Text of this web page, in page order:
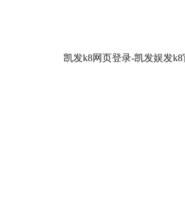
凯发k8网页登录-凯发娱发k8